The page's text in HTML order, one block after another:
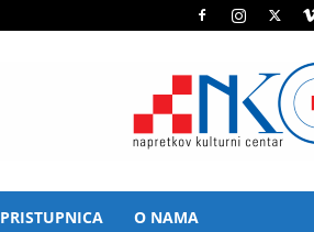
PRISTUPNICA O NAMA